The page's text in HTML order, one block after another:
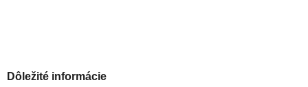
Dôležité informácie